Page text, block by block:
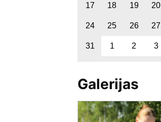
17 18 19 20
24 25 26 27
31 1 2 3
Galerijas